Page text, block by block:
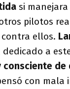
si
pilotos
ellos.
a
consciente de
con mala